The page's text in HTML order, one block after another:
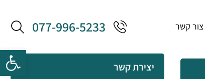
צור קשר 077-996-5233
יצירת קשר